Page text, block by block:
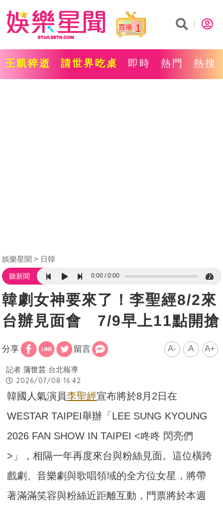
1
王凱猝逝 請世界吃桌 即時 熱門 熱搜
娛樂星聞 日韓
聽新聞 0:00 0:00
韓劇女神要來了！李聖經8/2來
台辦見面會 7/9早上11點開搶
分享 留言 A- A A+
記者 蒲世芸 台北報導
2026/07/08 16:42
韓國人氣演員李聖經宣布將於8月2日在
WESTAR TAIPEI舉辦「LEE SUNG KYOUNG
2026 FAN SHOW IN TAIPEI <咚咚 閃亮們
>」，相隔一年再度來台與粉絲見面。這位橫跨
戲劇、音樂劇與歌唱領域的全方位女星，將帶
著滿滿笑容與粉絲近距離互動，門票將於本週